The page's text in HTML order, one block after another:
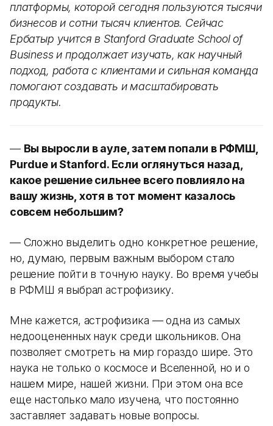
платформы, которой сегодня пользуются тысячи
бизнесов и сотни тысяч клиентов. Сейчас
Ербатыр учится в Stanford Graduate School of
Business и продолжает изучать, как научный
подход, работа с клиентами и сильная команда
помогают создавать и масштабировать
продукты.
— Вы выросли в ауле, затем попали в РФМШ,
Purdue и Stanford. Если оглянуться назад,
какое решение сильнее всего повлияло на
вашу жизнь, хотя в тот момент казалось
совсем небольшим?
— Сложно выделить одно конкретное решение,
но, думаю, первым важным выбором стало
решение пойти в точную науку. Во время учебы
в РФМШ я выбрал астрофизику.
Мне кажется, астрофизика — одна из самых
недооцененных наук среди школьников. Она
позволяет смотреть на мир гораздо шире. Это
наука не только о космосе и Вселенной, но и о
нашем мире, нашей жизни. При этом она все
еще настолько мало изучена, что постоянно
заставляет задавать новые вопросы.